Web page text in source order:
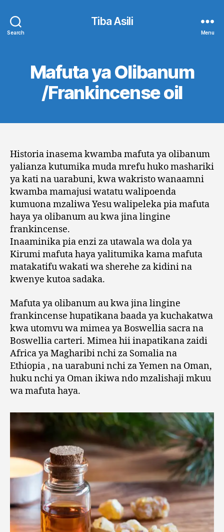
Search
Tiba Asili
Menu
Mafuta ya Olibanum
/Frankincense oil
Historia inasema kwamba mafuta ya olibanum
yalianza kutumika muda mrefu huko mashariki
ya kati na uarabuni, kwa wakristo wanaamni
kwamba mamajusi watatu walipoenda
kumuona mzaliwa Yesu walipeleka pia mafuta
haya ya olibanum au kwa jina lingine
frankincense.
Inaaminika pia enzi za utawala wa dola ya
Kirumi mafuta haya yalitumika kama mafuta
matakatifu wakati wa sherehe za kidini na
kwenye kutoa sadaka.
Mafuta ya olibanum au kwa jina lingine
frankincense hupatikana baada ya kuchakatwa
kwa utomvu wa mimea ya Boswellia sacra na
Boswellia carteri. Mimea hii inapatikana zaidi
Africa ya Magharibi nchi za Somalia na
Ethiopia , na uarabuni nchi za Yemen na Oman,
huku nchi ya Oman ikiwa ndo mzalishaji mkuu
wa mafuta haya.